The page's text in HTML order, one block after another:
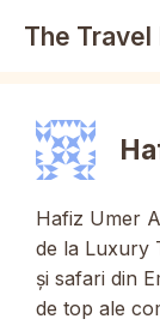
The
Hafiz Umer
de la Luxury
și safari din
de top ale